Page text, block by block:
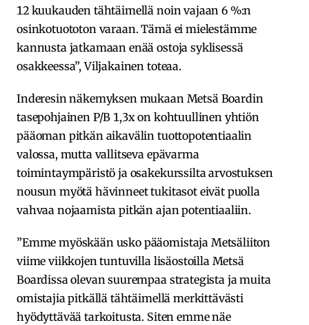
12 kuukauden tähtäimellä noin vajaan 6 %:n
osinkotuototon varaan. Tämä ei mielestämme
kannusta jatkamaan enää ostoja syklisessä
osakkeessa”, Viljakainen toteaa.
Inderesin näkemyksen mukaan Metsä Boardin
tasepohjainen P/B 1,3x on kohtuullinen yhtiön
pääoman pitkän aikavälin tuottopotentiaalin
valossa, mutta vallitseva epävarma
toimintaympäristö ja osakekurssilta arvostuksen
nousun myötä hävinneet tukitasot eivät puolla
vahvaa nojaamista pitkän ajan potentiaaliin.
”Emme myöskään usko pääomistaja Metsäliiton
viime viikkojen tuntuvilla lisäostoilla Metsä
Boardissa olevan suurempaa strategista ja muita
omistajia pitkällä tähtäimellä merkittävästi
hyödyttävää tarkoitusta. Siten emme näe